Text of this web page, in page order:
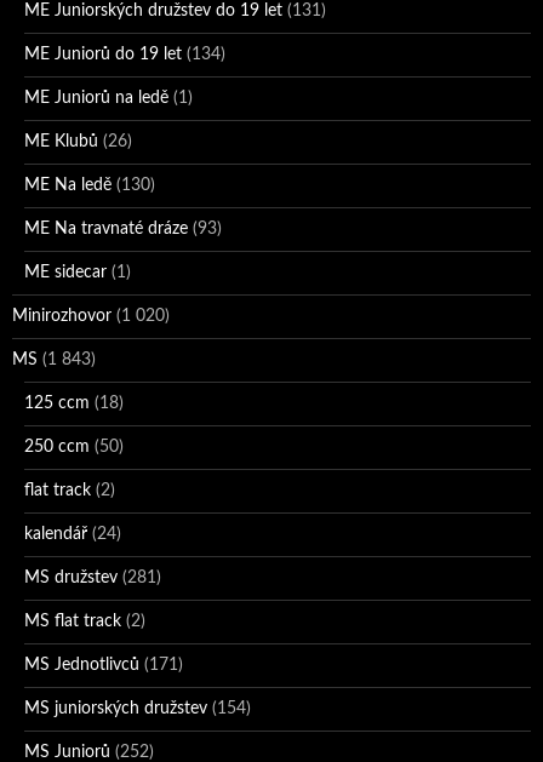
ME Juniorských družstev do 19 let (131)
ME Juniorů do 19 let (134)
ME Juniorů na ledě (1)
ME Klubů (26)
ME Na ledě (130)
ME Na travnaté dráze (93)
ME sidecar (1)
Minirozhovor (1 020)
MS (1 843)
125 ccm (18)
250 ccm (50)
flat track (2)
kalendář (24)
MS družstev (281)
MS flat track (2)
MS Jednotlivců (171)
MS juniorských družstev (154)
MS Juniorů (252)